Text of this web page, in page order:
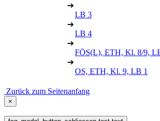
➔
LB 3
➔
LB 4
➔
FÖS(L), ETH, Kl. 8/9,
➔
OS, ETH, Kl. 9, LB 1
Zurück zum Seitenanfang
×